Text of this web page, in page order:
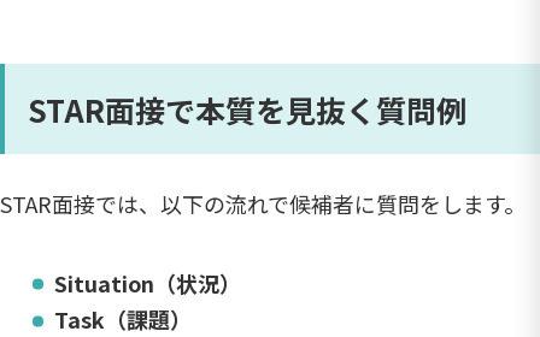
STAR面接で本質を見抜く質問例
STAR面接では、以下の流れで候補者に質問をします。
Situation（状況）
Task（課題）